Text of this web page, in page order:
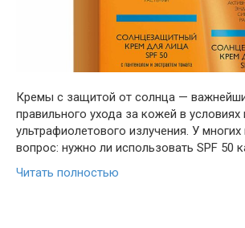
Кремы с защитой от солнца —
правильного ухода за кожей в условиях
ультрафиолетового излучения. У многих
вопрос: нужно ли использовать SPF 50
Читать полностью